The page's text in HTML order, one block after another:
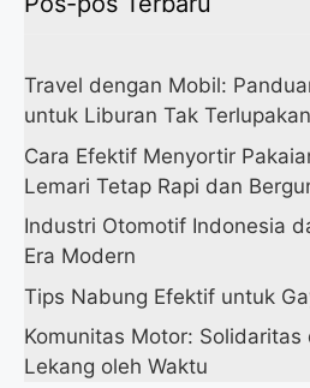
Travel dengan Mobil:
untuk Liburan Tak Terlupakan
Cara Efektif Menyortir
Lemari Tetap Rapi dan
Industri Otomotif Indonesia
Era Modern
Tips Nabung Efektif untuk
Komunitas Motor:
Lekang oleh Waktu